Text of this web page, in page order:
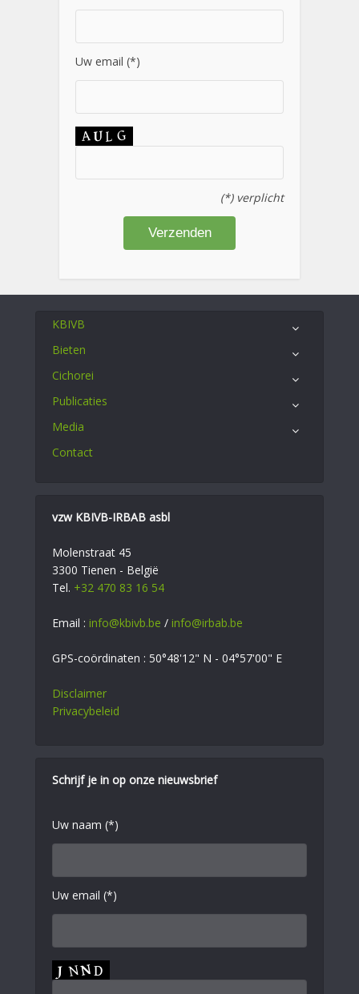
Uw email (*)
(*) verplicht
KBIVB
Bieten
Cichorei
Publicaties
Media
Contact
vzw KBIVB-IRBAB asbl
Molenstraat 45
3300 Tienen - België
Tel. +32 470 83 16 54
Email : info@kbivb.be / info@irbab.be
GPS-coördinaten : 50°48'12" N - 04°57'00" E
Disclaimer
Privacybeleid
Schrijf je in op onze nieuwsbrief
Uw naam (*)
Uw email (*)